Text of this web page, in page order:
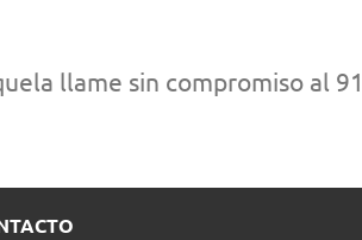
llame sin compromiso al